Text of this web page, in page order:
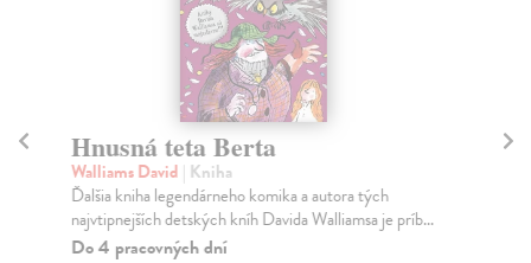
Hnusná teta Berta
Walliams David | Kniha
Ďalšia kniha legendárneho komika a autora tých
najvtipnejších detských kníh Davida Walliamsa je príb...
Do 4 pracovných dní